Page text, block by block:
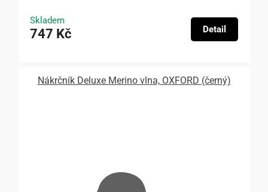
Skladem
747 Kč Detail
Nákrčník Deluxe Merino vlna, OXFORD (černý)